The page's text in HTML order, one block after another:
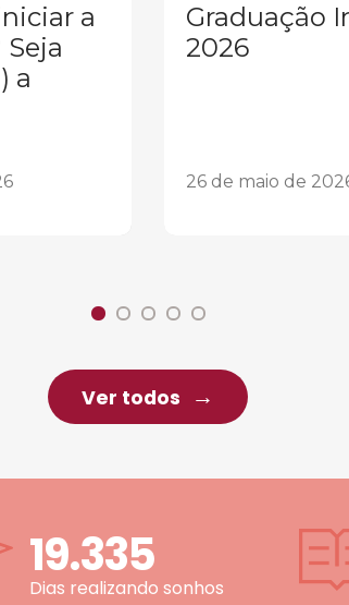
a
a
Graduação
2026
26 de maio de
Ver todos
19.335
Dias realizando sonhos